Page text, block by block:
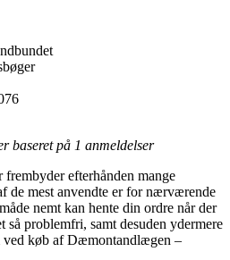
baseret på 1 anmeldelser
efterhånden mange
de mest anvendte er for nærværende
nemt kan hente din ordre når der
så problemfri, samt desuden ydermere
ved køb af Dæmontandlægen –